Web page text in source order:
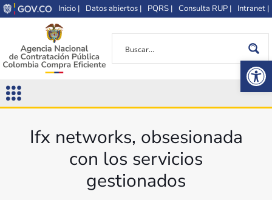
Inicio | Datos abiertos | PQRS | Consulta RUP | Intranet |
Ifx networks, obsesionada
con los servicios
gestionados